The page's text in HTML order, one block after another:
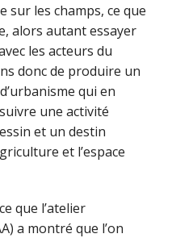
sur les champs, ce que
alors autant essayer
les acteurs du
donc de produire un
qui en
une activité
et un destin
et l’espace
que l’atelier
a montré que l’on